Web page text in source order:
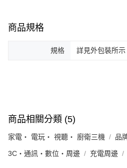
商品規格
規格 詳見外包裝所示
商品相關分類 (5)
家電・ 電玩・ 視聽・ 廚衛三機 品
3C・通訊・數位・周邊 充電周邊